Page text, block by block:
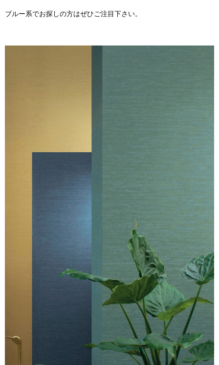
ブルー系でお探しの方はぜひご注目下さい。